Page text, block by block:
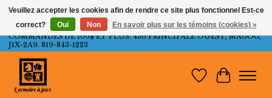
LIVRAISON GRATUITE AU QUÉBEC ET ONTARIO POUR LES
COMMANDES DE 100$ ET PLUS. 436 PRINCIPALE OUEST, MAGOG,
J1X-2A9. 819-843-1223
Liste dePanier
Veuillez accepter les cookies afin de rendre ce site plus fonctionnel Est-ce
correct?
Oui Non En savoir plus sur les témoins (cookies) »